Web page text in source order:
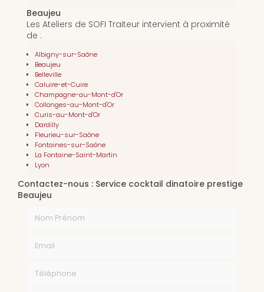
Beaujeu
Les Ateliers de SOFI Traiteur intervient à proximité
de :
Albigny-sur-Saône
Beaujeu
Belleville
Caluire-et-Cuire
Champagne-au-Mont-d'Or
Collonges-au-Mont-d'Or
Curis-au-Mont-d'Or
Dardilly
Fleurieu-sur-Saône
Fontaines-sur-Saône
La Fontaine-Saint-Martin
Lyon
Contactez-nous : Service cocktail dinatoire prestige
Beaujeu